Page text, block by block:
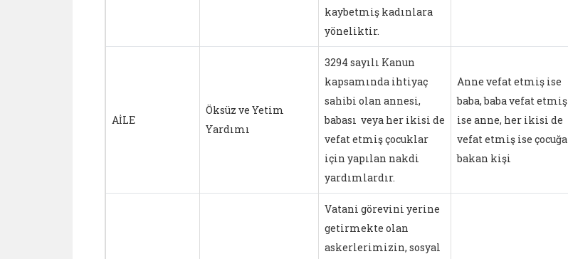
kaybetmiş kadınlara
yöneliktir.
AİLE
Öksüz ve Yetim
Yardımı
3294 sayılı Kanun
kapsamında ihtiyaç
sahibi olan annesi,
babası veya her ikisi de
vefat etmiş çocuklar
için yapılan nakdi
yardımlardır.
Anne vefat etmiş ise
baba, baba vefat etmiş
ise anne, her ikisi de
vefat etmiş ise çocuğa
bakan kişi
Vatani görevini yerine
getirmekte olan
askerlerimizin, sosyal